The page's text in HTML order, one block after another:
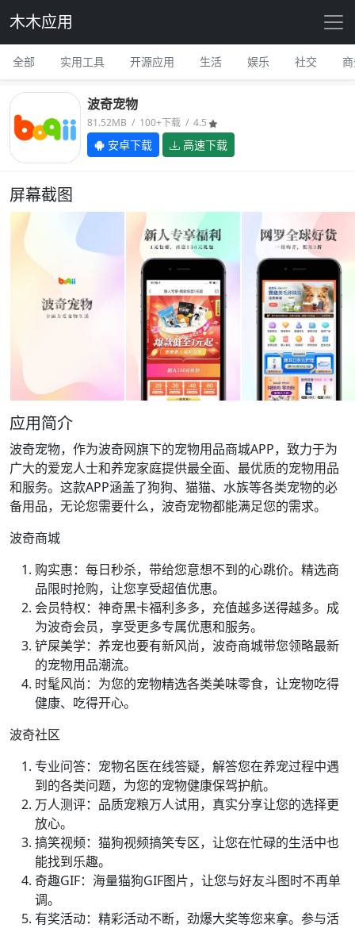
木木应用
全部 实用工具 开源应用 生活 娱乐 社交
波奇宠物
81.52MB / 100+下载 / 4.5
安卓下载 高速下载
屏幕截图
应用简介
波奇宠物，作为波奇网旗下的宠物用品商城APP，致力于为
广大的爱宠人士和养宠家庭提供最全面、最优质的宠物用品
和服务。这款APP涵盖了狗狗、猫猫、水族等各类宠物的必
备用品，无论您需要什么，波奇宠物都能满足您的需求。
波奇商城
购实惠：每日秒杀，带给您意想不到的心跳价。精选商
品限时抢购，让您享受超值优惠。
会员特权：神奇黑卡福利多多，充值越多送得越多。成
为波奇会员，享受更多专属优惠和服务。
铲屎美学：养宠也要有新风尚，波奇商城带您领略最新
的宠物用品潮流。
时髦风尚：为您的宠物精选各类美味零食，让宠物吃得
健康、吃得开心。
波奇社区
专业问答：宠物名医在线答疑，解答您在养宠过程中遇
到的各类问题，为您的宠物健康保驾护航。
万人测评：品质宠粮万人试用，真实分享让您的选择更
放心。
搞笑视频：猫狗视频搞笑专区，让您在忙碌的生活中也
能找到乐趣。
奇趣GIF：海量猫狗GIF图片，让您与好友斗图时不再单
调。
有奖活动：精彩活动不断，劲爆大奖等您来拿。参与活